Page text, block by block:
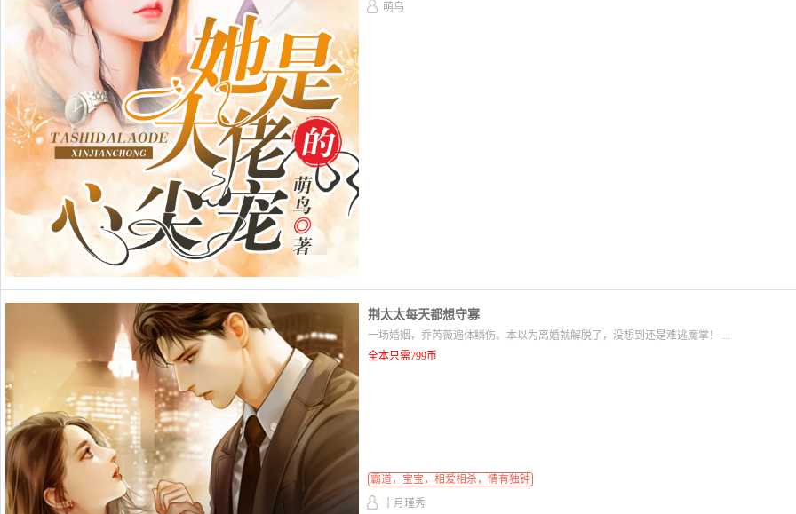
萌鸟
荆太太每天都想守寡
一场婚姻，乔芮薇遍体鳞伤。本以为离婚就解脱了，没想到还是难逃魔掌！ ...
全本只需799币
霸道，宝宝，相爱相杀，情有独钟
十月瑾秀